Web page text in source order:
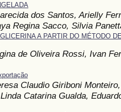
dos Santos, Arielly
Regina Sacco, Silvia
A PARTIR DO MÉTODO
de Oliveira Rossi, Ivan
Claudio Giriboni
Catarina Gualda,